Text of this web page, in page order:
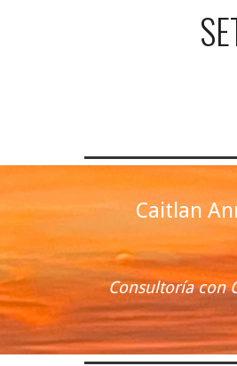
Caitlan
Consultoría con